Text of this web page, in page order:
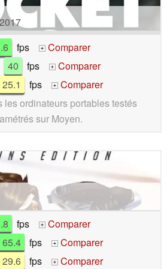
2017
fps +
Comparer
40 fps +
Comparer
25.1 fps +
Comparer
les ordinateurs portables testés
sur Moyen.
fps +
Comparer
65.4 fps +
Comparer
29.6 fps + Comparer